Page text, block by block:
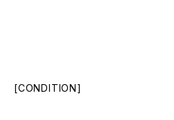
[CONDITION]